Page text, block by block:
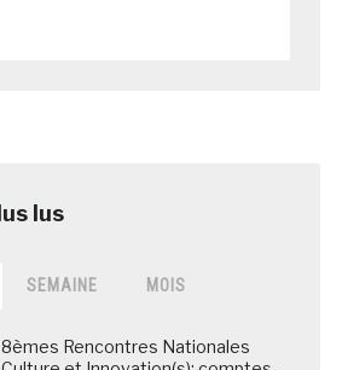
SEMAINE MOIS
8èmes Rencontres Nationales